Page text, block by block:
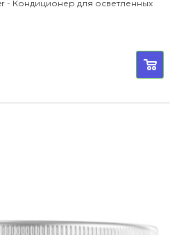
- Кондиционер для осветленных